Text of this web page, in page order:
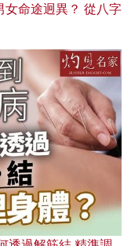
女命途迥異？ 從八字